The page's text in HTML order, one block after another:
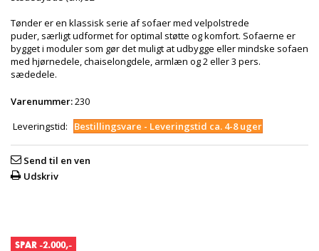
Tønder er en klassisk serie af sofaer med velpolstrede
puder, særligt udformet for optimal støtte og komfort. Sofaerne er
bygget i moduler som gør det muligt at udbygge eller mindske sofaen
med hjørnedele, chaiselongdele, armlæn og 2 eller 3 pers.
sædedele.
Varenummer:230
Leveringstid:
Bestillingsvare - Leveringstid ca. 4-8 uger
Send til en ven
Udskriv
SPAR -2.000,-